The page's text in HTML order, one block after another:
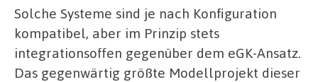
Solche Systeme sind je nach Konfiguration
kompatibel, aber im Prinzip stets
integrationsoffen gegenüber dem eGK-Ansatz.
Das gegenwärtig größte Modellprojekt dieser